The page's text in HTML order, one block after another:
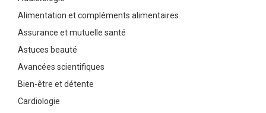
Alimentation et compléments alimentaires
Assurance et mutuelle santé
Astuces beauté
Avancées scientifiques
Bien-être et détente
Cardiologie